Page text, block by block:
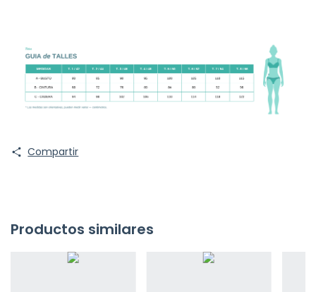
Compartir
Productos similares